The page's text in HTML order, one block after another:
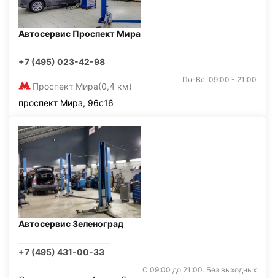
Автосервис Проспект Мира
+7 (495) 023-42-98
Проспект Мира(0,4 км)
Пн-Вс: 09:00 - 21:00
проспект Мира, 96с16
Автосервис Зеленоград
+7 (495) 431-00-33
С 09:00 до 21:00. Без выходных